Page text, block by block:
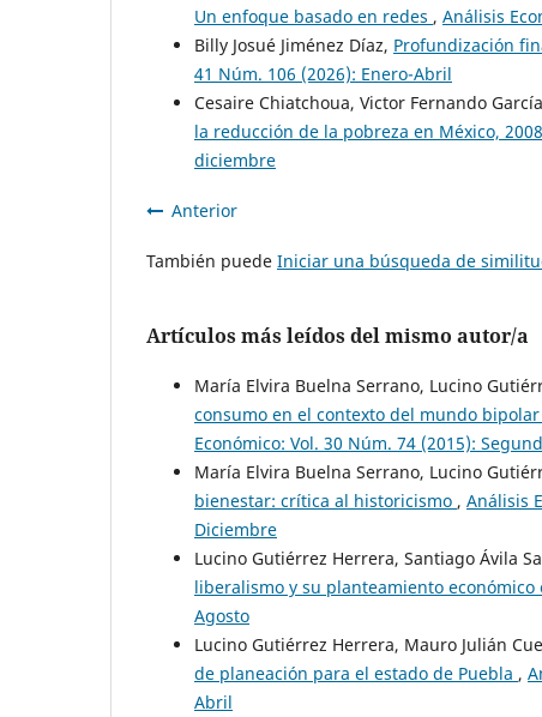
Un enfoque basado en redes , Análisis
Billy Josué Jiménez Díaz, Profundización
41 Núm. 106 (2026): Enero-Abril
Cesaire Chiatchoua, Victor Fernando
la reducción de la pobreza en México,
diciembre
Anterior
También puede Iniciar una búsqueda de
Artículos más leídos del mismo autor/a
María Elvira Buelna Serrano, Lucino
consumo en el contexto del mundo
Económico: Vol. 30 Núm. 74 (2015):
María Elvira Buelna Serrano, Lucino
bienestar: crítica al historicismo , Análisis
Diciembre
Lucino Gutiérrez Herrera, Santiago Ávila
liberalismo y su planteamiento económico
Agosto
Lucino Gutiérrez Herrera, Mauro Julián
de planeación para el estado de Puebla ,
Abril